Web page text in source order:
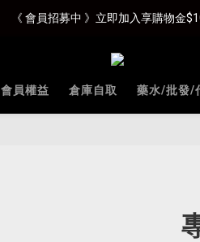
《 會員招募中 》立即加入享購物金
會員權益 倉庫自取 藥水/批發/